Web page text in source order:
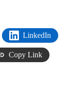
LinkedIn
Copy Link